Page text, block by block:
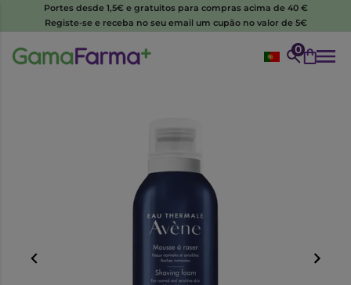
Portes desde 1,5€ e gratuitos para compras acima de 40 €
Registe-se e receba no seu email um cupão no valor de 5€
0